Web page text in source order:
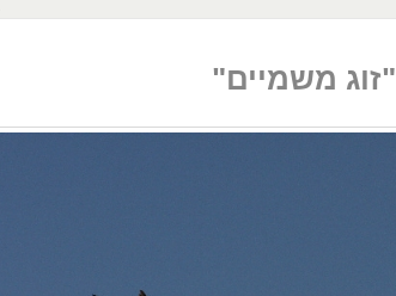
"זוג משמיים"